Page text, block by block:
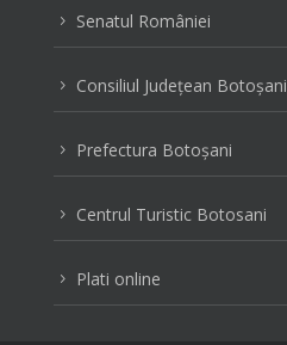
5 Senatul României
5 Consiliul Judeţean Botoşani
5 Prefectura Botoşani
5 Centrul Turistic Botosani
5 Plati online